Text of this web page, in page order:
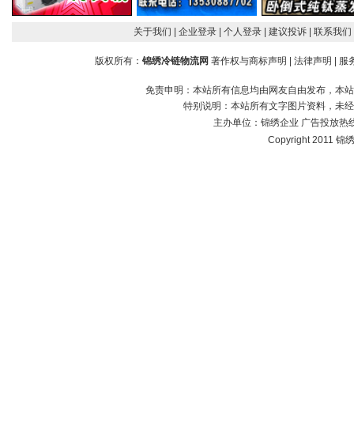
关于我们 | 企业登录 | 个人登录 | 建议投诉 | 联系我们
版权所有： 锦绣冷链物流网 著作权与商标声明 | 法律声明 | 服
免责申明：本站所有信息均由网友自由发布，本
特别说明：本站所有文字图片资料，未
主办单位： 锦绣企业 广告投放热
Copyright 2011 锦